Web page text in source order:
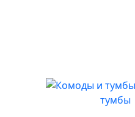
тумбы